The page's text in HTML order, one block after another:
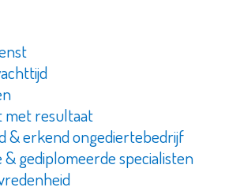
met resultaat
& erkend ongediertebedrijf
& gediplomeerde specialisten